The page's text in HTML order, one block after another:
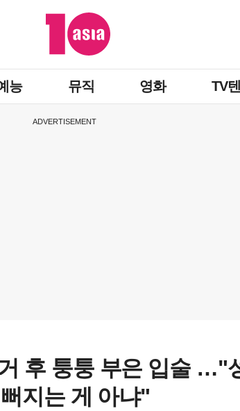
능 뮤직 영화 TV텐
ADVERTISEMENT
후 퉁퉁 부은 입술 …"
지는 게 아냐"